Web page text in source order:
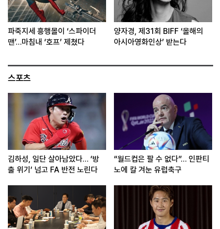
파죽지세 흥행몰이 ‘스파이더
맨’…마침내 ‘호프’ 제쳤다
양자경, 제31회 BIFF ‘올해의
아시아영화인상’ 받는다
스포츠
김하성, 일단 살아남았다… ‘방
출 위기’ 넘고 FA 반전 노린다
“월드컵은 팔 수 없다”… 인판티
노에 칼 겨눈 유럽축구